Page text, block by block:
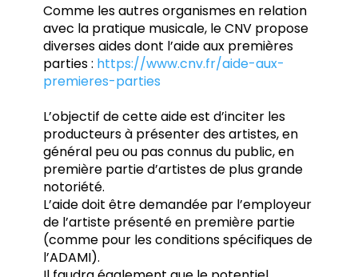
Comme les autres organismes en relation
avec la pratique musicale, le CNV propose
diverses aides dont l’aide aux premières
parties : https://www.cnv.fr/aide-aux-
premieres-parties
L’objectif de cette aide est d’inciter les
producteurs à présenter des artistes, en
général peu ou pas connus du public, en
première partie d’artistes de plus grande
notoriété.
L’aide doit être demandée par l’employeur
de l’artiste présenté en première partie
(comme pour les conditions spécifiques de
l’ADAMI).